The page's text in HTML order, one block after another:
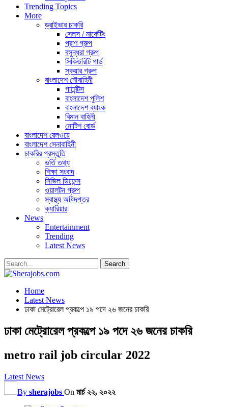
Trending Topics
More
ড্রাইভার চাকরি
সেলস / মার্কেটিং
প্রাণ গ্রুপ
বসুন্ধরা গ্রুপ
সিকিউরিটি গার্ড
স্কয়ার গ্রুপ
বাংলাদেশ নৌবাহিনী
গার্মেন্টস
বাংলাদেশ পুলিশ
বাংলাদেশ ব্যাংক
বিমান বাহিনী
নোটিশ বোর্ড
বাংলাদেশ রেলওয়ে
বাংলাদেশ সেনাবাহিনী
চাকরির প্রস্তুতি
ভর্তি তথ্য
শিক্ষা সংবাদ
সিভিল ডিফেন্স
ওয়ালটন গ্রুপ
স্বাস্থ্য অধিদপ্তর
ক্যারিয়ার
News
Entertainment
Trending
Latest News
Home
Latest News
ঢাকা মেট্রোরেল প্রকল্পে ১৯ পদে ২৬ জনের চাকরি
ঢাকা মেট্রোরেল প্রকল্পে ১৯ পদে ২৬ জনের চাকরি
metro rail job circular 2022
Latest News
By sherajobs On মার্চ ২২, ২০২২